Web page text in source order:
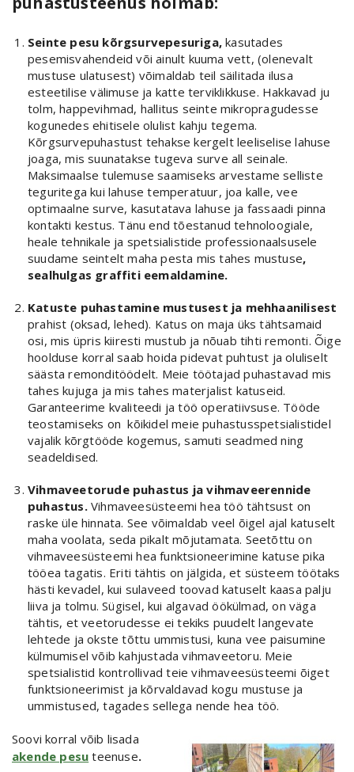
Seinte pesu kõrgsurvepesuriga,kasutades
pesemisvahendeid või ainult kuuma vett, (olenevalt
mustuse ulatusest) võimaldab teil säilitada ilusa
esteetilise välimuse ja katte terviklikkuse. Hakkavad ju
tolm, happevihmad, hallitus seinte mikropragudesse
kogunedes ehitisele olulist kahju tegema.
Kõrgsurvepuhastust tehakse kergelt leeliselise lahuse
joaga, mis suunatakse tugeva surve all seinale.
Maksimaalse tulemuse saamiseks arvestame selliste
teguritega kui lahuse temperatuur, joa kalle, vee
optimaalne surve, kasutatava lahuse ja fassaadi pinna
kontakti kestus. Tänu end tõestanud tehnoloogiale,
heale tehnikale ja spetsialistide professionaalsusele
suudame seintelt maha pesta mis tahes mustuse,
sealhulgas graffiti eemaldamine.
Katuste puhastamine mustusest ja mehhaanilisest
prahist (oksad, lehed). Katus on maja üks tähtsamaid
osi, mis üpris kiiresti mustub ja nõuab tihti remonti. Õige
hoolduse korral saab hoida pidevat puhtust ja oluliselt
säästa remonditöödelt. Meie töötajad puhastavad mis
tahes kujuga ja mis tahes materjalist katuseid.
Garanteerime kvaliteedi ja töö operatiivsuse. Tööde
teostamiseks on kõikidel meie puhastusspetsialistidel
vajalik kõrgtööde kogemus, samuti seadmed ning
seadeldised.
Vihmaveetorude puhastus ja vihmaveerennide
puhastus. Vihmaveesüsteemi hea töö tähtsust on
raske üle hinnata. See võimaldab veel õigel ajal katuselt
maha voolata, seda pikalt mõjutamata. Seetõttu on
vihmaveesüsteemi hea funktsioneerimine katuse pika
tööea tagatis. Eriti tähtis on jälgida, et süsteem töötaks
hästi kevadel, kui sulaveed toovad katuselt kaasa palju
liiva ja tolmu. Sügisel, kui algavad öökülmad, on väga
tähtis, et veetorudesse ei tekiks puudelt langevate
lehtede ja okste tõttu ummistusi, kuna vee paisumine
külmumisel võib kahjustada vihmaveetoru. Meie
spetsialistid kontrollivad teie vihmaveesüsteemi õiget
funktsioneerimist ja kõrvaldavad kogu mustuse ja
ummistused, tagades sellega nende hea töö.
Soovi korral võib lisada
akende pesu teenuse.